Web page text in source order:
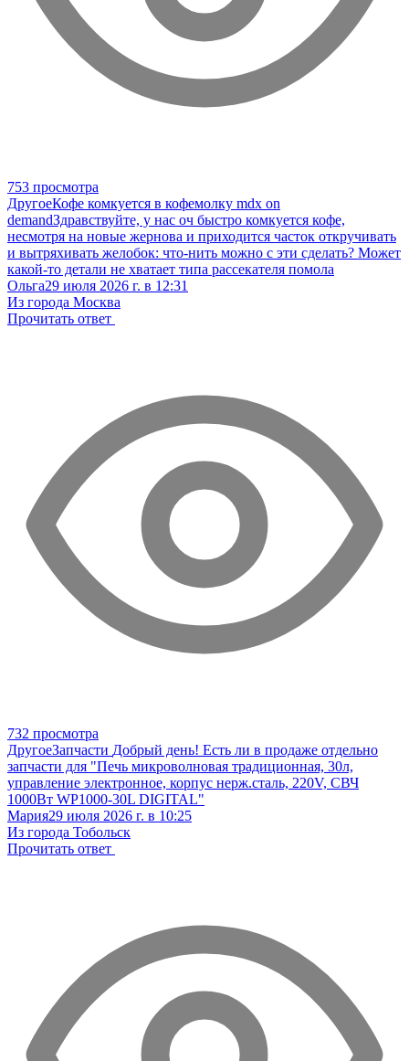
753 просмотра
ДругоеКофе комкуется в кофемолку mdx on
demandЗдравствуйте, у нас оч быстро комкуется кофе,
несмотря на новые жернова и приходится часток откручивать
и вытряхивать желобок: что-нить можно с эти сделать? Может
какой-то детали не хватает типа рассекателя помола
Ольга29 июля 2026 г. в 12:31
Из города Москва
Прочитать ответ
732 просмотра
ДругоеЗапчасти Добрый день! Есть ли в продаже отдельно
запчасти для "Печь микроволновая традиционная, 30л,
управление электронное, корпус нерж.сталь, 220V, СВЧ
1000Вт WP1000-30L DIGITAL"
Мария29 июля 2026 г. в 10:25
Из города Тобольск
Прочитать ответ